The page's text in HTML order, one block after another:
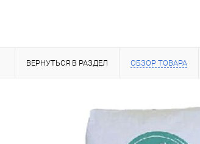
ВЕРНУТЬСЯ В РАЗДЕЛ ОБЗОР ТОВАРА